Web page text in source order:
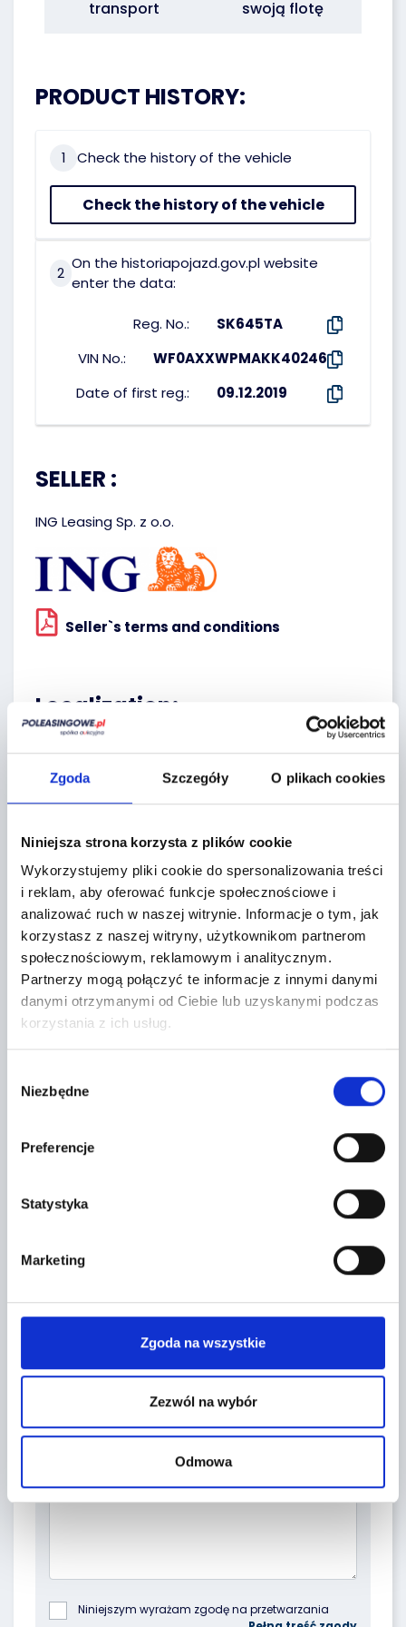
Zgoda Szczegóły O plikach cookies
Niniejsza strona korzysta z plików cookie
Wykorzystujemy pliki cookie do spersonalizowania treści
i reklam, aby oferować funkcje społecznościowe i
analizować ruch w naszej witrynie. Informacje o tym, jak
korzystasz z naszej witryny, użytkownikom partnerom
społecznościowym, reklamowym i analitycznym.
Partnerzy mogą połączyć te informacje z innymi danymi
danymi otrzymanymi od Ciebie lub uzyskanymi podczas
korzystania z ich usług.
zgody
Niezbędne
Preferencje
Statystyka
Marketing
Zgoda na wszystkie
Zezwól na wybór
Odmowa
transport swoją flotę
PRODUCT HISTORY:
1 Check the history of the vehicle
Check the history of the vehicle
2
On the historiapojazd.gov.pl website
enter the data:
Reg. No.:
SK645TA
VIN No.:
WF0AXXWPMAKK40246
Date of first reg.:
09.12.2019
SELLER :
ING Leasing Sp. z o.o.
Seller`s terms and conditions
Localization:
Komorniki k/Wrocławia,
Lipowa 2
−
Topic *
Niniejszym wyrażam zgodę na przetwarzania